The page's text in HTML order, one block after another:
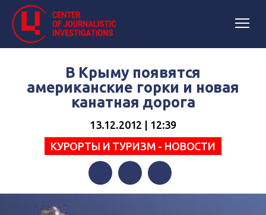
В Крыму появятся
американские горки и новая
канатная дорога
13.12.2012 | 12:39
КУРОРТЫ И ТУРИЗМ - НОВОСТИ
FacebookTwitterTelegram